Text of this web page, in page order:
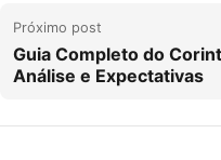
Próximo post
Guia Completo do
Análise e Expectativas